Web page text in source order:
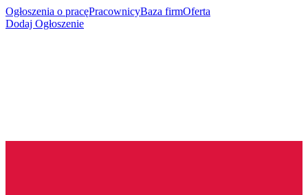
Ogłoszenia o pracęPracownicyBaza firmOferta
Dodaj Ogłoszenie